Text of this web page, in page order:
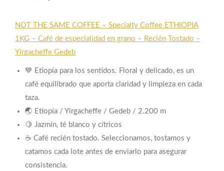
NOT THE SAME COFFEE – Specialty Coffee ETHIOPIA
1KG – Café de especialidad en grano – Recién Tostado –
Yirgacheffe Gedeb
💙 Etiopía para los sentidos. Floral y delicado, es un
café equilibrado que aporta claridad y limpieza en cada
taza.
🌏 Etiopía / Yirgacheffe / Gedeb / 2.200 m
🍋 Jazmín, té blanco y cítricos
☕ Café recién tostado. Seleccionamos, tostamos y
catamos cada lote antes de enviarlo para asegurar
consistencia.